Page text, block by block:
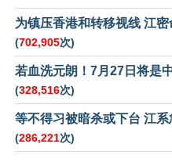
为镇压香港和转移视线 江
(702,905次)
若血洗元朗！7月27日将是
(328,516次)
等不得习被暗杀或下台 江
(286,221次)